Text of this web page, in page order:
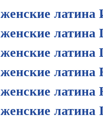
женские латина
женские латина
женские
женские латина
женские латина
женские латина